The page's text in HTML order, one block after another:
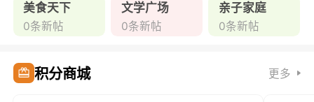
美食天下
0条新帖
文学广场
0条新帖
亲子家庭
0条新帖
积分商城 更多